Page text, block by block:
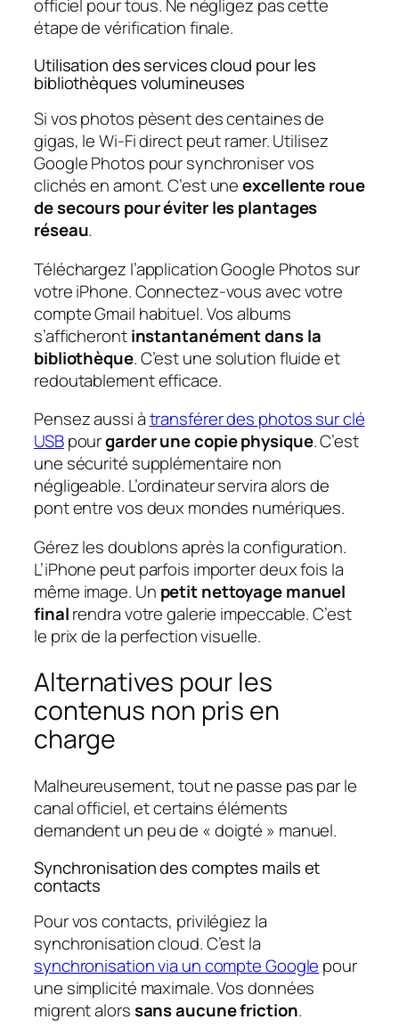
officiel pour tous. Ne négligez pas cette
étape de vérification finale.
Utilisation des services cloud pour les
bibliothèques volumineuses
Si vos photos pèsent des centaines de
gigas, le Wi-Fi direct peut ramer. Utilisez
Google Photos pour synchroniser vos
clichés en amont. C’est uneexcellente roue
de secours pour éviter les plantages
réseau.
Téléchargez l’application Google Photos sur
votre iPhone. Connectez-vous avec votre
compte Gmail habituel. Vos albums
s’afficherontinstantanément dans la
bibliothèque. C’est une solution fluide et
redoutablement efficace.
Pensez aussi àtransférer des photos sur clé
USBpourgarder une copie physique. C’est
une sécurité supplémentaire non
négligeable. L’ordinateur servira alors de
pont entre vos deux mondes numériques.
Gérez les doublons après la configuration.
L’iPhone peut parfois importer deux fois la
même image. Un petit nettoyage manuel
finalrendra votre galerie impeccable. C’est
le prix de la perfection visuelle.
Alternatives pour les
contenus non pris en
charge
Malheureusement, tout ne passe pas par le
canal officiel, et certains éléments
demandent un peu de « doigté » manuel.
Synchronisation des comptes mails et
contacts
Pour vos contacts, privilégiez la
synchronisation cloud. C’est la
synchronisation via un compte Google pour
une simplicité maximale. Vos données
migrent alorssans aucune friction.